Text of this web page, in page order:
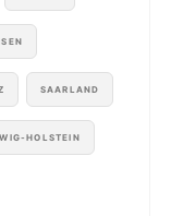
SAARLAND
HOLSTEIN